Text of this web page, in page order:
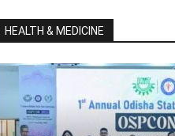
HEALTH & MEDICINE